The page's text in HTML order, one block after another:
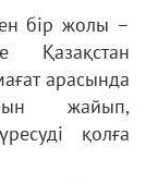
бір жолы –
Қазақстан
арасында
жайып,
қолға